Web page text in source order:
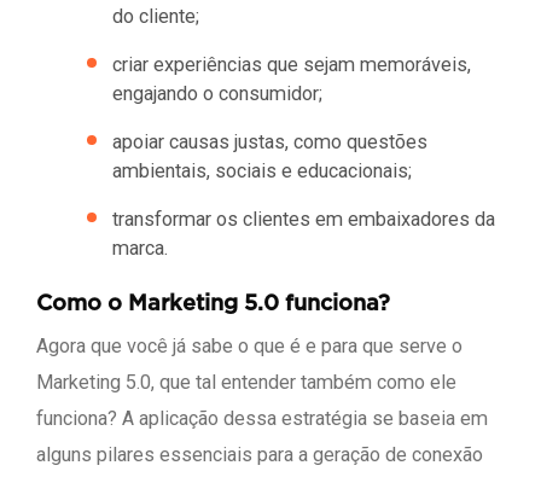
do cliente;
criar experiências que sejam memoráveis,
engajando o consumidor;
apoiar causas justas, como questões
ambientais, sociais e educacionais;
transformar os clientes em embaixadores da
marca.
Como o Marketing 5.0 funciona?
Agora que você já sabe o que é e para que serve o
Marketing 5.0, que tal entender também como ele
funciona? A aplicação dessa estratégia se baseia em
alguns pilares essenciais para a geração de conexão